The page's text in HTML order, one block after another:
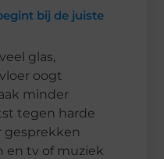
bij de juiste
glas,
oogt
minder
tegen harde
gesprekken
en tv of muziek